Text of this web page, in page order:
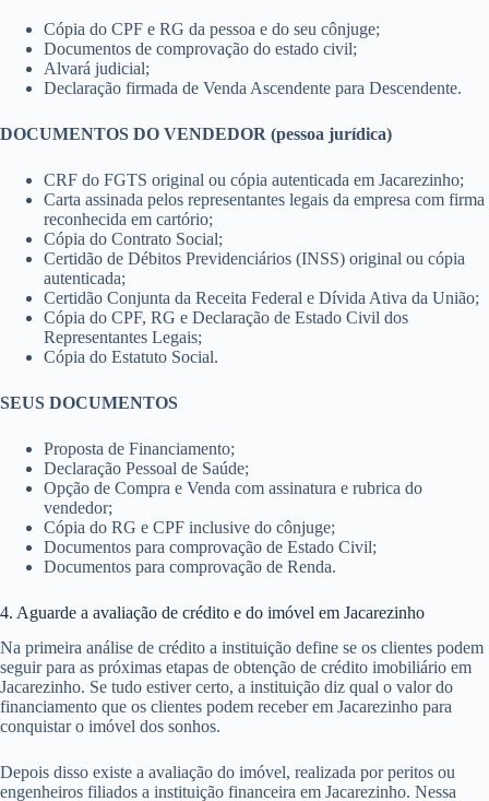
Cópia do CPF e RG da pessoa e do seu cônjuge;
Documentos de comprovação do estado civil;
Alvará judicial;
Declaração firmada de Venda Ascendente para Descendente.
DOCUMENTOS DO VENDEDOR (pessoa jurídica)
CRF do FGTS original ou cópia autenticada em Jacarezinho;
Carta assinada pelos representantes legais da empresa com firma
reconhecida em cartório;
Cópia do Contrato Social;
Certidão de Débitos Previdenciários (INSS) original ou cópia
autenticada;
Certidão Conjunta da Receita Federal e Dívida Ativa da União;
Cópia do CPF, RG e Declaração de Estado Civil dos
Representantes Legais;
Cópia do Estatuto Social.
SEUS DOCUMENTOS
Proposta de Financiamento;
Declaração Pessoal de Saúde;
Opção de Compra e Venda com assinatura e rubrica do
vendedor;
Cópia do RG e CPF inclusive do cônjuge;
Documentos para comprovação de Estado Civil;
Documentos para comprovação de Renda.
4. Aguarde a avaliação de crédito e do imóvel em Jacarezinho
Na primeira análise de crédito a instituição define se os clientes podem
seguir para as próximas etapas de obtenção de crédito imobiliário em
Jacarezinho. Se tudo estiver certo, a instituição diz qual o valor do
financiamento que os clientes podem receber em Jacarezinho para
conquistar o imóvel dos sonhos.
Depois disso existe a avaliação do imóvel, realizada por peritos ou
engenheiros filiados a instituição financeira em Jacarezinho. Nessa